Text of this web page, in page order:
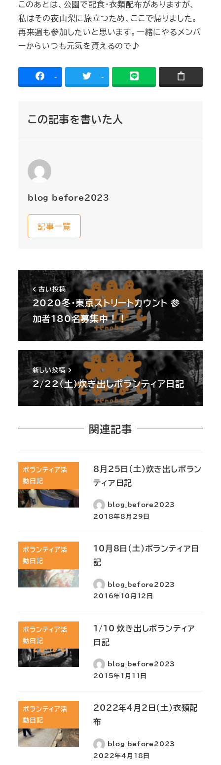
このあとは、公園で配食・衣類配布がありますが、
私はその夜山梨に旅立つため、ここで帰りました。
再来週も参加したいと思います。一緒にやるメンバ
ーからいつも元気を貰えるので♪
- -
この記事を書いた人
blog_before2023
記事一覧
古い投稿
2020冬・東京ストリートカウント 参
加者180名募集中！！
新しい投稿
2/22(土)炊き出しボランティア日記
関連記事
ボランティア活
動日記
8月25日(土)炊き出しボラン
ティア日記
blog_before2023
2018年8月29日
ボランティア活
動日記
10月8日(土)ボランティア日
記
blog_before2023
2016年10月12日
ボランティア活
動日記
1/10 炊き出しボランティア
日記
blog_before2023
2015年1月11日
ボランティア活
動日記
2022年4月2日（土）衣類配
布
blog_before2023
2022年4月18日